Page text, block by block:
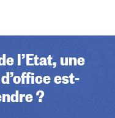
l’Etat, une
est-
?